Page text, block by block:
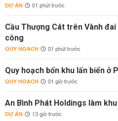
DỰ ÁN 01 phút trước
Cầu Thượng Cát trên Vành
công
QUY HOẠCH 01 phút trước
Quy hoạch bốn khu lấn biển ở
QUY HOẠCH 01 giờ trước
An Bình Phát Holdings làm
DỰ ÁN 13 giờ trước